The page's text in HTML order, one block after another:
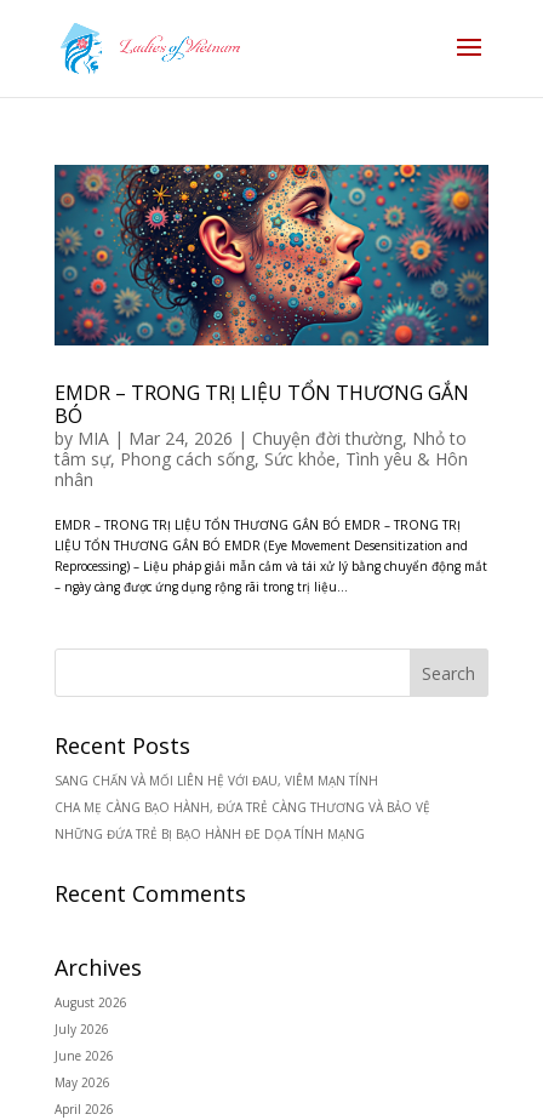
EMDR – TRONG TRỊ LIỆU TỔN THƯƠNG GẮN
BÓ
by MIA| Mar 24, 2026 | Chuyện đời thường, Nhỏ to
tâm sự, Phong cách sống, Sức khỏe, Tình yêu & Hôn
nhân
EMDR – TRONG TRỊ LIỆU TỔN THƯƠNG GẮN BÓ EMDR – TRONG TRỊ
LIỆU TỔN THƯƠNG GẮN BÓ EMDR (Eye Movement Desensitization and
Reprocessing) – Liệu pháp giải mẫn cảm và tái xử lý bằng chuyển động mắt
– ngày càng được ứng dụng rộng rãi trong trị liệu...
Recent Posts
SANG CHẤN VÀ MỐI LIÊN HỆ VỚI ĐAU, VIÊM MẠN TÍNH
CHA MẸ CÀNG BẠO HÀNH, ĐỨA TRẺ CÀNG THƯƠNG VÀ BẢO VỆ
NHỮNG ĐỨA TRẺ BỊ BẠO HÀNH ĐE DỌA TÍNH MẠNG
Recent Comments
Archives
August 2026
July 2026
June 2026
May 2026
April 2026